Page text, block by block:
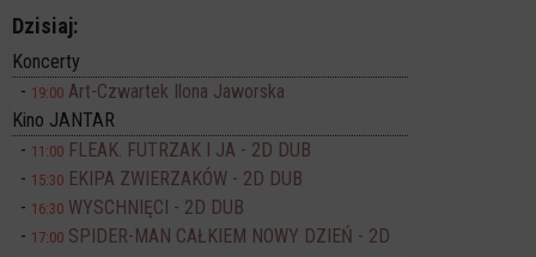
Dzisiaj:
Koncerty
19:00 Art-Czwartek Ilona Jaworska
Kino JANTAR
11:00 FLEAK. FUTRZAK I JA - 2D DUB
15:30 EKIPA ZWIERZAKÓW - 2D DUB
16:30 WYSCHNIĘCI - 2D DUB
17:00 SPIDER-MAN CAŁKIEM NOWY DZIEŃ - 2D